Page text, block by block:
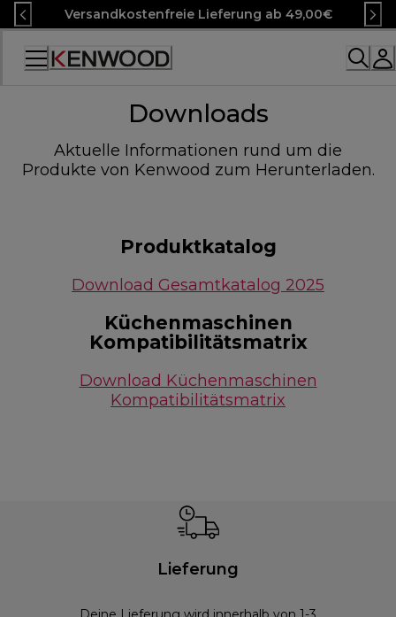
Skip
to
Content
Versandkostenfreie Lieferung ab 49,00€
Accessibility
Downloads
Aktuelle Informationen rund um die
Produkte von Kenwood zum Herunterladen.
Produktkatalog
Download Gesamtkatalog 2025
Küchenmaschinen
Kompatibilitätsmatrix
Download Küchenmaschinen
Kompatibilitätsmatrix
Lieferung